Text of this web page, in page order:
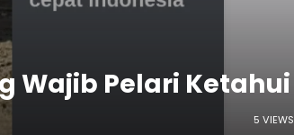
Wajib Pelari Ketahui
5 VIEWS